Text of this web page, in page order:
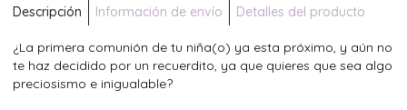
Descripción Información de envío Detalles del producto
¿La primera comunión de tu niña(o) ya esta próximo, y aún no
te haz decidido por un recuerdito, ya que quieres que sea algo
preciosismo e inigualable?